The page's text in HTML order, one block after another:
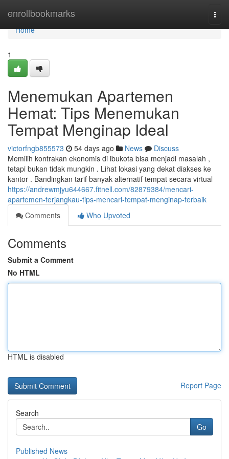
enrollbookmarks
Home
Home
1
Menemukan Apartemen
Hemat: Tips Menemukan
Tempat Menginap Ideal
victorfngb855573 54 days ago News
Discuss
Memilih kontrakan ekonomis di ibukota bisa menjadi masalah ,
tetapi bukan tidak mungkin . Lihat lokasi yang dekat diakses ke
kantor . Bandingkan tarif banyak alternatif tempat secara virtual
https://andrewmjyu644667.fitnell.com/82879384/mencari-
apartemen-terjangkau-tips-mencari-tempat-menginap-terbaik
Comments
Who Upvoted
Comments
Submit a Comment
No HTML
HTML is disabled
Report Page
Search
Go
Published News